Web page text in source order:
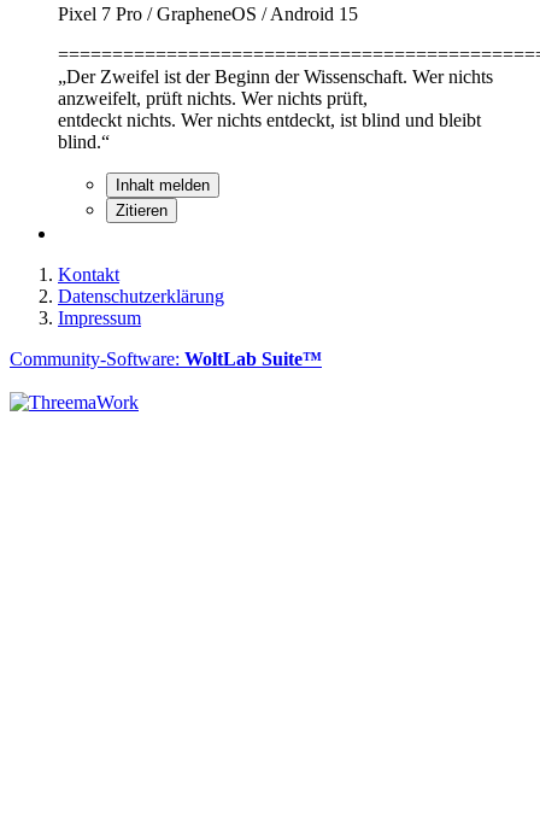
Pixel 7 Pro / GrapheneOS / Android 15
„Der Zweifel ist der Beginn der Wissenschaft. Wer nichts
anzweifelt, prüft nichts. Wer nichts prüft,
entdeckt nichts. Wer nichts entdeckt, ist blind und bleibt
blind.“
Inhalt melden
Zitieren
Kontakt
Datenschutzerklärung
Impressum
Community-Software: WoltLab Suite™